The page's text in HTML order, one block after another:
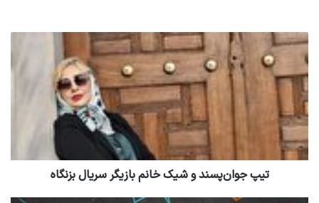
تیپ جوان‌پسند و شیک خانم بازیگر سریال بزنگاه